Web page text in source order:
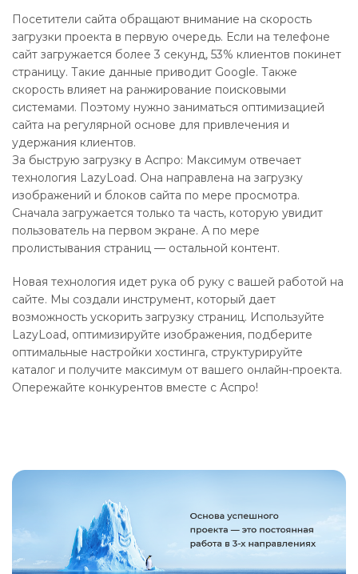
Посетители сайта обращают внимание на скорость
загрузки проекта в первую очередь. Если на телефоне
сайт загружается более 3 секунд, 53% клиентов покинет
страницу. Такие данные приводит Google. Также
скорость влияет на ранжирование поисковыми
системами. Поэтому нужно заниматься оптимизацией
сайта на регулярной основе для привлечения и
удержания клиентов.
За быструю загрузку в Аспро: Максимум отвечает
технология LazyLoad. Она направлена на загрузку
изображений и блоков сайта по мере просмотра.
Сначала загружается только та часть, которую увидит
пользователь на первом экране. А по мере
пролистывания страниц — остальной контент.
Новая технология идет рука об руку с вашей работой на
сайте. Мы создали инструмент, который дает
возможность ускорить загрузку страниц. Используйте
LazyLoad, оптимизируйте изображения, подберите
оптимальные настройки хостинга, структурируйте
каталог и получите максимум от вашего онлайн-проекта.
Опережайте конкурентов вместе с Аспро!